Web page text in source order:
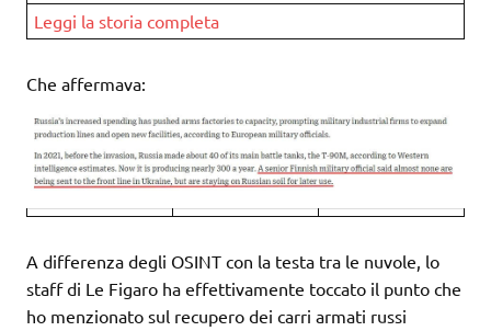
Leggi la storia completa
Che affermava:
A differenza degli OSINT con la testa tra le nuvole, lo
staff di Le Figaro ha effettivamente toccato il punto che
ho menzionato sul recupero dei carri armati russi